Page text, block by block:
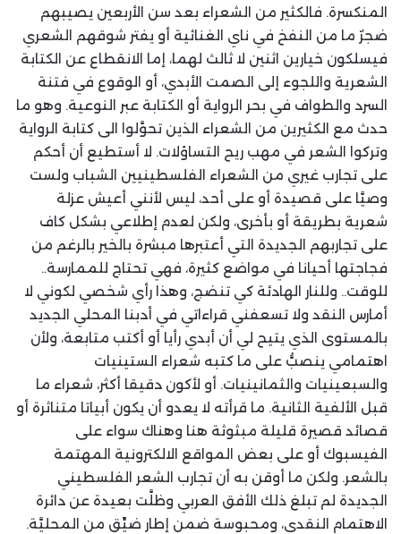
المنكسرة. فالكثير من الشعراء بعد سن الأربعين يصيبهم
ضجرٌ ما من النفخ في ناي الغنائية أو يفتر شوقهم الشعري
فيسلكون خيارين اثنين لا ثالث لهما، إما الانقطاع عن الكتابة
الشعرية واللجوء إلى الصمت الأبدي، أو الوقوع في فتنة
السرد والطواف في بحر الرواية أو الكتابة عبر النوعية. وهو ما
حدث مع الكثيرين من الشعراء الذين تحوَّلوا الى كتابة الرواية
وتركوا الشعر في مهب ريح التساؤلات. لا أستطيع أن أحكم
على تجارب غيري من الشعراء الفلسطينيين الشباب ولست
وصيَّا على قصيدة أو على أحد، ليس لأنني أعيش عزلة
شعرية بطريقة أو بأخرى، ولكن لعدم إطلاعي بشكل كاف
على تجاربهم الجديدة التي أعتبرها مبشرة بالخير بالرغم من
فجاجتها أحيانا في مواضع كثيرة، فهي تحتاج للممارسة..
للوقت.. وللنار الهادئة كي تنضج، وهذا رأي شخصي لكوني لا
أمارس النقد ولا تسعفني قراءاتي في أدبنا المحلي الجديد
بالمستوى الذي يتيح لي أن أبدي رأيا أو أكتب متابعة، ولأن
اهتمامي ينصبُّ على ما كتبه شعراء الستينيات
والسبعينيات والثمانينيات. أو لأكون دقيقا أكثر، شعراء ما
قبل الألفية الثانية. ما قرأته لا يعدو أن يكون أبياتا متناثرة أو
قصائد قصيرة قليلة مبثوثة هنا وهناك سواء على
الفيسبوك أو على بعض المواقع الالكترونية المهتمة
بالشعر. ولكن ما أوقن به أن تجارب الشعر الفلسطيني
الجديدة لم تبلغ ذلك الأفق العربي وظلَّت بعيدة عن دائرة
الاهتمام النقدي، ومحبوسة ضمن إطار ضيِّق من المحليَّة.